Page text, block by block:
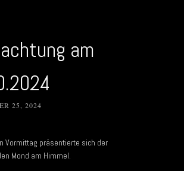
am
25, 2024
Vormittag präsentierte sich der
Mond am Himmel.